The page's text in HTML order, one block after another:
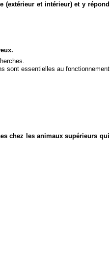
(extérieur et intérieur) et y répond
sont essentielles au fonctionnement
chez les animaux supérieurs qui